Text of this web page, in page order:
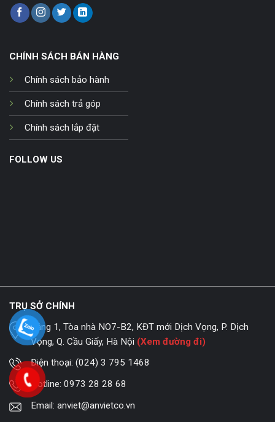
CHÍNH SÁCH BÁN HÀNG
Chính sách bảo hành
Chính sách trả góp
Chính sách lắp đặt
FOLLOW US
TRỤ SỞ CHÍNH
Tầng 1, Tòa nhà NO7-B2, KĐT mới Dịch Vọng, P. Dịch
Vọng, Q. Cầu Giấy, Hà Nội (Xem đường đi)
Điện thoại:(024) 3 795 1468
Hotline:0973 28 28 68
Email:anviet@anvietco.vn